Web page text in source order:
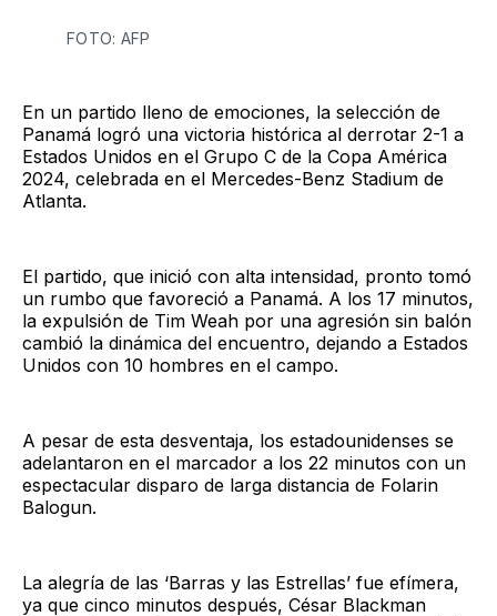
FOTO: AFP
En un partido lleno de emociones, la selección de
Panamá logró una victoria histórica al derrotar 2-1 a
Estados Unidos en el Grupo C de la Copa América
2024, celebrada en el Mercedes-Benz Stadium de
Atlanta.
El partido, que inició con alta intensidad, pronto tomó
un rumbo que favoreció a Panamá. A los 17 minutos,
la expulsión de Tim Weah por una agresión sin balón
cambió la dinámica del encuentro, dejando a Estados
Unidos con 10 hombres en el campo.
A pesar de esta desventaja, los estadounidenses se
adelantaron en el marcador a los 22 minutos con un
espectacular disparo de larga distancia de Folarin
Balogun.
La alegría de las ‘Barras y las Estrellas’ fue efímera,
ya que cinco minutos después, César Blackman